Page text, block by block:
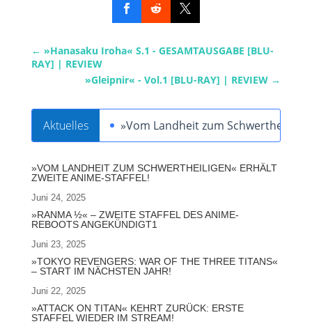
← »Hanasaku Iroha« S.1 - GESAMTAUSGABE [BLU-
RAY] | REVIEW
»Gleipnir« - Vol.1 [BLU-RAY] | REVIEW →
Aktuelles »Vom Landheit zum
»VOM LANDHEIT ZUM SCHWERTHEILIGEN« ERHÄLT
ZWEITE ANIME-STAFFEL!
Juni 24, 2025
»RANMA ½« – ZWEITE STAFFEL DES ANIME-
REBOOTS ANGEKÜNDIGT1
Juni 23, 2025
»TOKYO REVENGERS: WAR OF THE THREE TITANS«
– START IM NÄCHSTEN JAHR!
Juni 22, 2025
»ATTACK ON TITAN« KEHRT ZURÜCK: ERSTE
STAFFEL WIEDER IM STREAM!